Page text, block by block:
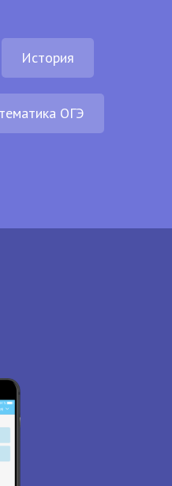
История
ОГЭ